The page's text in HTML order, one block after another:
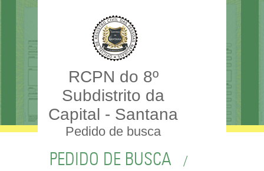
RCPN do 8º
Subdistrito da
Capital - Santana
Pedido de busca
PEDIDO DE BUSCA
/